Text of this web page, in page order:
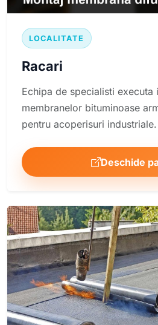
LOCALITATE
Racari
Echipa de specialisti executa
membranelor bituminoase
pentru acoperisuri industriale.
Deschide